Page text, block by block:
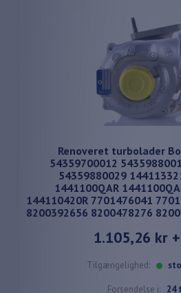
Renoveret turbolader
54359700012
54359880029
1441100QAR
144110420R 7701476041
8200392656 8200478276
1.105,26 kr
Tilgængelighed:
Forsendelse i: 24